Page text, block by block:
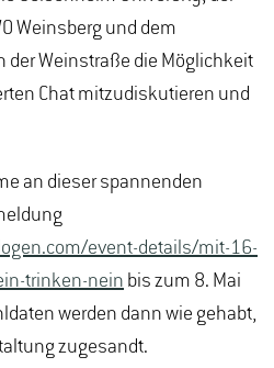
Weinsberg und dem
der Weinstraße die Möglichkeit
Chat mitzudiskutieren und
an dieser spannenden
event-details/mit-16-
trinken-nein bis zum 8. Mai
werden dann wie gehabt,
zugesandt.